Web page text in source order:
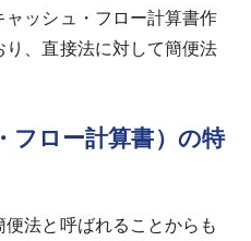
ャッシュ・フロー計算書作
、直接法に対して簡便法
フロー計算書）の特
法と呼ばれることからも